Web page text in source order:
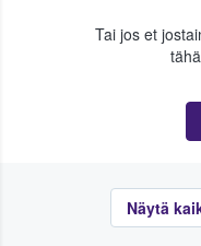
Tai jos et
Näytä